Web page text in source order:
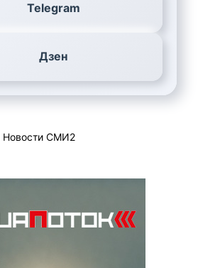
Telegram
Дзен
Новости СМИ2